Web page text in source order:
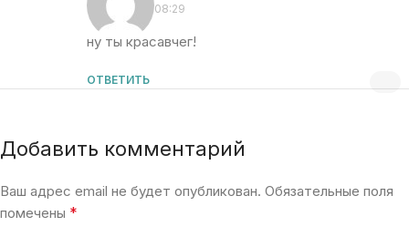
11.05.2023 в 08:29
ну ты красавчег!
ОТВЕТИТЬ
Добавить комментарий
Ваш адрес email не будет опубликован. Обязательные поля
помечены *